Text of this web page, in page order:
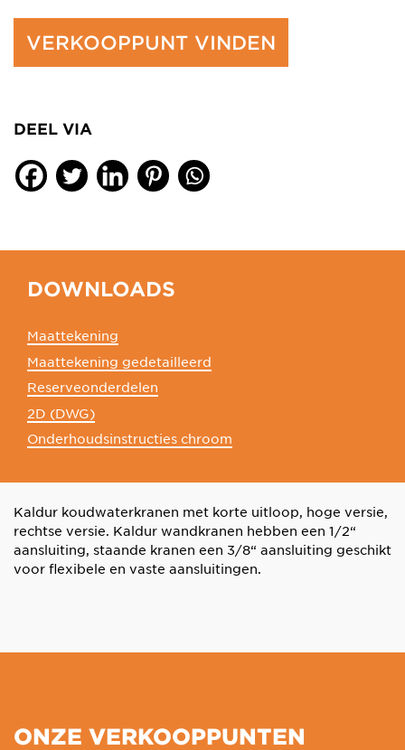
VERKOOPPUNT VINDEN
DEEL VIA
DOWNLOADS
Maattekening
Maattekening gedetailleerd
Reserveonderdelen
2D (DWG)
Onderhoudsinstructies chroom
Kaldur koudwaterkranen met korte uitloop, hoge versie,
rechtse versie. Kaldur wandkranen hebben een 1/2“
aansluiting, staande kranen een 3/8“ aansluiting geschikt
voor flexibele en vaste aansluitingen.
ONZE VERKOOPPUNTEN